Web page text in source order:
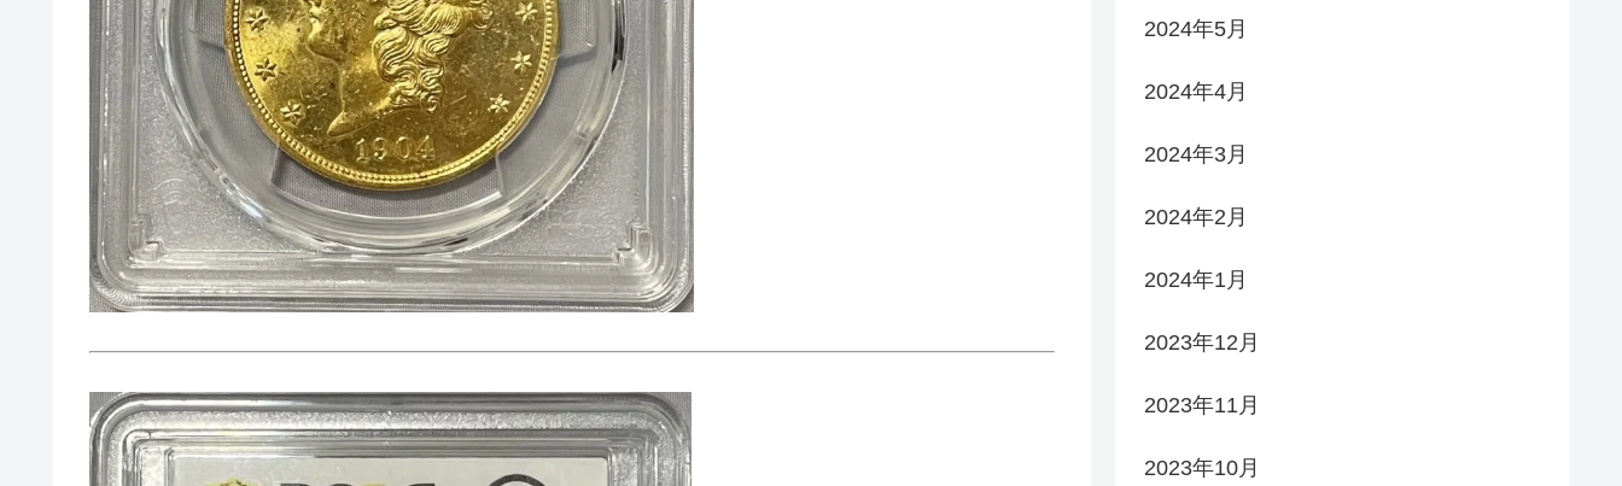
2024年5月
2024年4月
2024年3月
2024年2月
2024年1月
2023年12月
2023年11月
2023年10月